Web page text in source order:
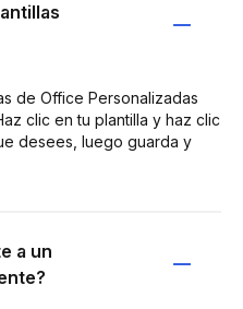
de Office Personalizadas
clic en tu plantilla y haz clic
desees, luego guarda y
a un